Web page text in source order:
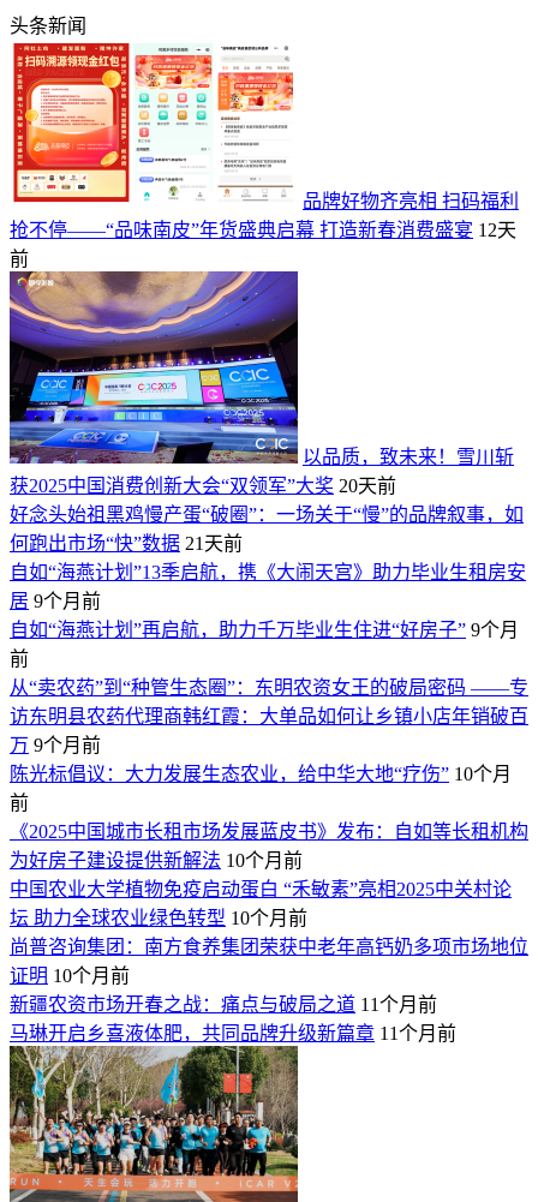
头条新闻
品牌好物齐亮相 扫码福利
抢不停——“品味南皮”年货盛典启幕 打造新春消费盛宴 12天
前
以品质，致未来！雪川斩
获2025中国消费创新大会“双领军”大奖 20天前
好念头始祖黑鸡慢产蛋“破圈”：一场关于“慢”的品牌叙事，如
何跑出市场“快”数据 21天前
自如“海燕计划”13季启航，携《大闹天宫》助力毕业生租房安
居 9个月前
自如“海燕计划”再启航，助力千万毕业生住进“好房子” 9个月
前
从“卖农药”到“种管生态圈”：东明农资女王的破局密码 ——专
访东明县农药代理商韩红霞：大单品如何让乡镇小店年销破百
万 9个月前
陈光标倡议：大力发展生态农业，给中华大地“疗伤” 10个月
前
《2025中国城市长租市场发展蓝皮书》发布：自如等长租机构
为好房子建设提供新解法 10个月前
中国农业大学植物免疫启动蛋白 “禾敏素”亮相2025中关村论
坛 助力全球农业绿色转型 10个月前
尚普咨询集团：南方食养集团荣获中老年高钙奶多项市场地位
证明 10个月前
新疆农资市场开春之战：痛点与破局之道 11个月前
马琳开启乡喜液体肥，共同品牌升级新篇章 11个月前